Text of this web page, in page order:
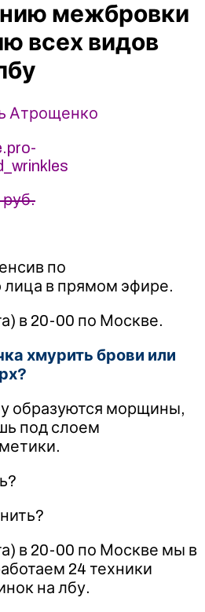
межбровки
всех видов
Атрощенко
по
в прямом эфире.
в 20-00 по Москве.
хмурить брови или
образуются морщины,
под слоем
в 20-00 по Москве мы в
24 техники
на лбу.